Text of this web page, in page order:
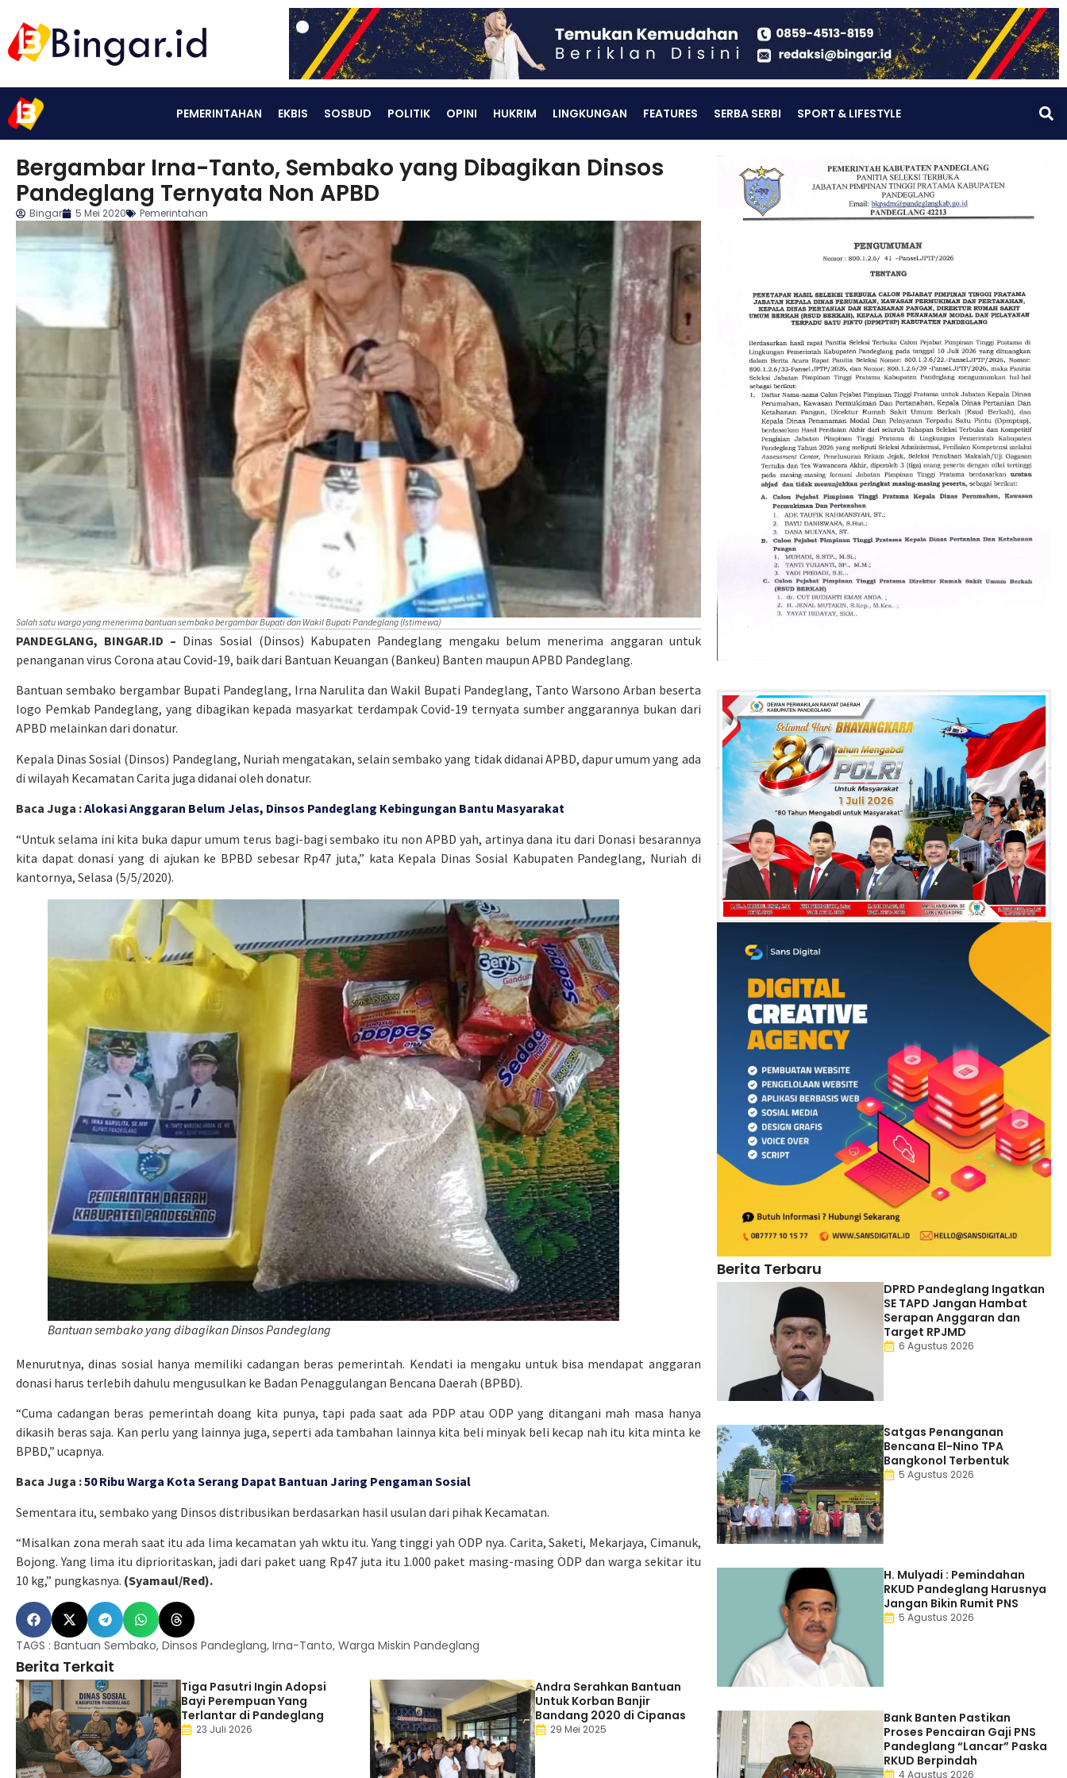
PEMERINTAHAN EKBIS SOSBUD POLITIK OPINI HUKRIM LINGKUNGAN FEATURES SERBA SERBI SPORT & LIFESTYLE
Bergambar Irna-Tanto, Sembako yang Dibagikan Dinsos
Pandeglang Ternyata Non APBD
Bingar 5 Mei 2020 Pemerintahan
Salah satu warga yang menerima bantuan sembako bergambar Bupati dan Wakil Bupati Pandeglang (Istimewa)
PANDEGLANG, BINGAR.ID – Dinas Sosial (Dinsos) Kabupaten Pandeglang mengaku belum menerima anggaran untuk
penanganan virus Corona atau Covid-19, baik dari Bantuan Keuangan (Bankeu) Banten maupun APBD Pandeglang.
Bantuan sembako bergambar Bupati Pandeglang, Irna Narulita dan Wakil Bupati Pandeglang, Tanto Warsono Arban beserta
logo Pemkab Pandeglang, yang dibagikan kepada masyarkat terdampak Covid-19 ternyata sumber anggarannya bukan dari
APBD melainkan dari donatur.
Kepala Dinas Sosial (Dinsos) Pandeglang, Nuriah mengatakan, selain sembako yang tidak didanai APBD, dapur umum yang ada
di wilayah Kecamatan Carita juga didanai oleh donatur.
Baca Juga :Alokasi Anggaran Belum Jelas, Dinsos Pandeglang Kebingungan Bantu Masyarakat
“Untuk selama ini kita buka dapur umum terus bagi-bagi sembako itu non APBD yah, artinya dana itu dari Donasi besarannya
kita dapat donasi yang di ajukan ke BPBD sebesar Rp47 juta,” kata Kepala Dinas Sosial Kabupaten Pandeglang, Nuriah di
kantornya, Selasa (5/5/2020).
Bantuan sembako yang dibagikan Dinsos Pandeglang
Menurutnya, dinas sosial hanya memiliki cadangan beras pemerintah. Kendati ia mengaku untuk bisa mendapat anggaran
donasi harus terlebih dahulu mengusulkan ke Badan Penaggulangan Bencana Daerah (BPBD).
“Cuma cadangan beras pemerintah doang kita punya, tapi pada saat ada PDP atau ODP yang ditangani mah masa hanya
dikasih beras saja. Kan perlu yang lainnya juga, seperti ada tambahan lainnya kita beli minyak beli kecap nah itu kita minta ke
BPBD,” ucapnya.
Baca Juga :50 Ribu Warga Kota Serang Dapat Bantuan Jaring Pengaman Sosial
Sementara itu, sembako yang Dinsos distribusikan berdasarkan hasil usulan dari pihak Kecamatan.
“Misalkan zona merah saat itu ada lima kecamatan yah wktu itu. Yang tinggi yah ODP nya. Carita, Saketi, Mekarjaya, Cimanuk,
Bojong. Yang lima itu diprioritaskan, jadi dari paket uang Rp47 juta itu 1.000 paket masing-masing ODP dan warga sekitar itu
10 kg,” pungkasnya. (Syamaul/Red).
TAGS : Bantuan Sembako, Dinsos Pandeglang, Irna-Tanto, Warga Miskin Pandeglang
Berita Terkait
Tiga Pasutri Ingin Adopsi
Bayi Perempuan Yang
Terlantar di Pandeglang
23 Juli 2026
Andra Serahkan Bantuan
Untuk Korban Banjir
Bandang 2020 di Cipanas
29 Mei 2025
Berita Terbaru
DPRD Pandeglang Ingatkan
SE TAPD Jangan Hambat
Serapan Anggaran dan
Target RPJMD
6 Agustus 2026
Satgas Penanganan
Bencana El-Nino TPA
Bangkonol Terbentuk
5 Agustus 2026
H. Mulyadi : Pemindahan
RKUD Pandeglang Harusnya
Jangan Bikin Rumit PNS
5 Agustus 2026
Bank Banten Pastikan
Proses Pencairan Gaji PNS
Pandeglang “Lancar” Paska
RKUD Berpindah
4 Agustus 2026